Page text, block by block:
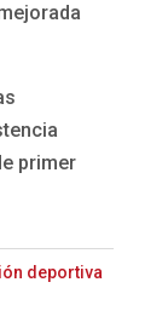
primer
deportiva